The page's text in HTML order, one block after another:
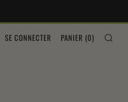
SE CONNECTER PANIER (0)